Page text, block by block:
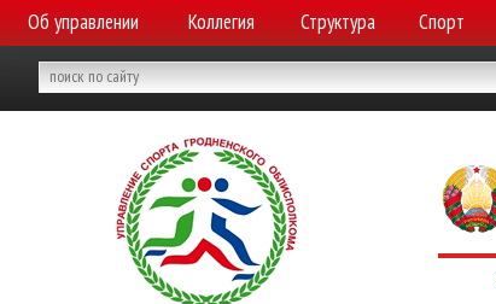
Об управлении Коллегия Структура Спорт